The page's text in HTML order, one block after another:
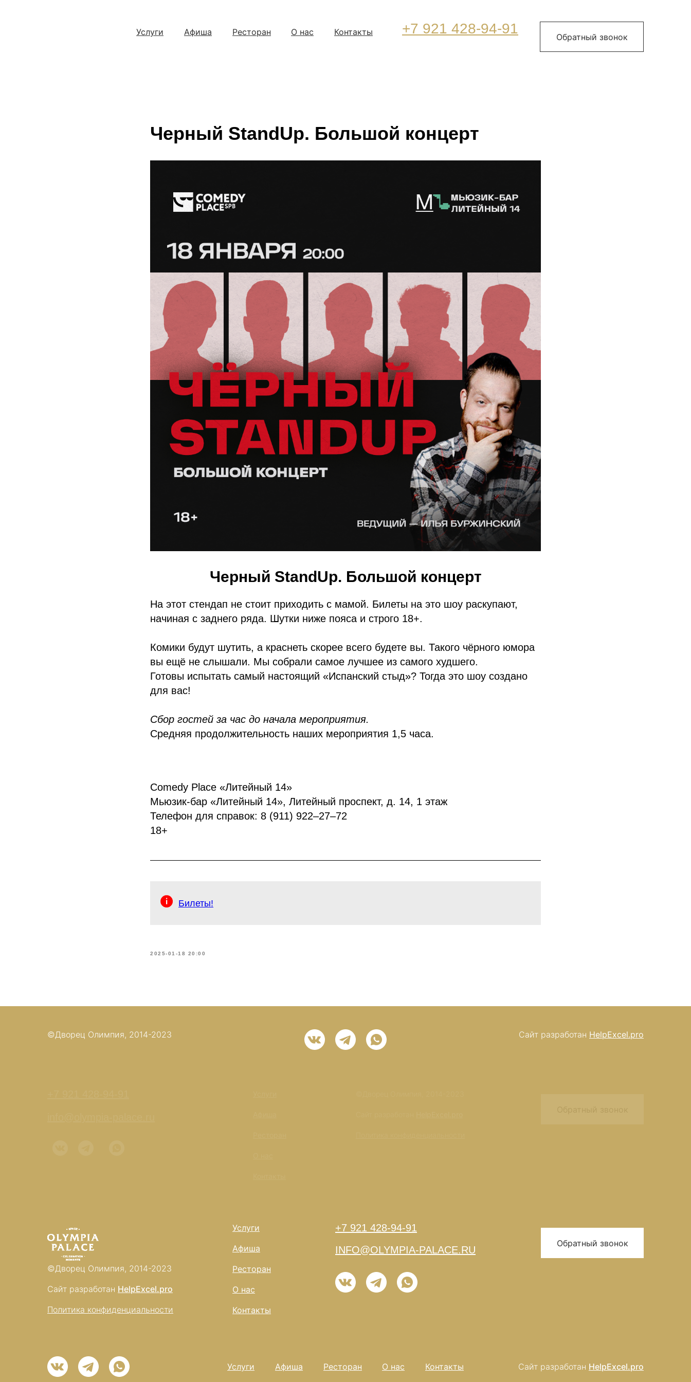
Услуги Афиша Ресторан О нас Контакты +7 921 428-94-91
Обратный звонок
Черный StandUp. Большой концерт
Черный StandUp. Большой концерт
На этот стендап не стоит приходить с мамой. Билеты на это шоу раскупают,
начиная с заднего ряда. Шутки ниже пояса и строго 18+.
Комики будут шутить, а краснеть скорее всего будете вы. Такого чёрного юмора
вы ещё не слышали. Мы собрали самое лучшее из самого худшего.
Готовы испытать самый настоящий «Испанский стыд»? Тогда это шоу создано
для вас!
Сбор гостей за час до начала мероприятия.
Средняя продолжительность наших мероприятия 1,5 часа.
Comedy Place «Литейный 14»
Мьюзик-бар «Литейный 14», Литейный проспект, д. 14, 1 этаж
Телефон для справок: 8 (911) 922–27–72
18+
Билеты!
2025-01-18 20:00
©Дворец Олимпия, 2014-2023 Сайт разработан HelpExcel.pro
+7 921 428-94-91
©Дворец Олимпия, 2014-2023
Услуги
Афиша
Ресторан
О нас
Контакты
Сайт разработан HelpExcel.pro
INFO@OLYMPIA-PALACE.RU
Обратный звонок
Политика конфиденциальности
Услуги Афиша Ресторан О нас Контакты Сайт разработан HelpExcel.pro